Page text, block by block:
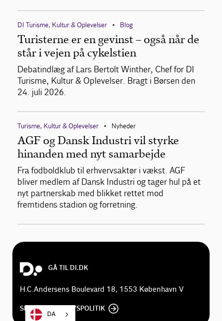
DI Turisme, Kultur & Oplevelser • Blog
Turisterne er en gevinst – også når de
står i vejen på cykelstien
Debatindlæg af Lars Bertolt Winther, Chef for DI
Turisme, Kultur & Oplevelser. Bragt i Børsen den
24. juli 2026.
Turisme, Kultur & Oplevelser • Nyheder
AGF og Dansk Industri vil styrke
hinanden med nyt samarbejde
Fra fodboldklub til erhvervsaktør i vækst. AGF
bliver medlem af Dansk Industri og tager hul på et
nyt partnerskab med blikket rettet mod
fremtidens stadion og forretning.
GÅ TIL DI.DK
H.C.Andersens Boulevard 18, 1553 København V
SE DI'S PRIVATLIVSPOLITIK
DA